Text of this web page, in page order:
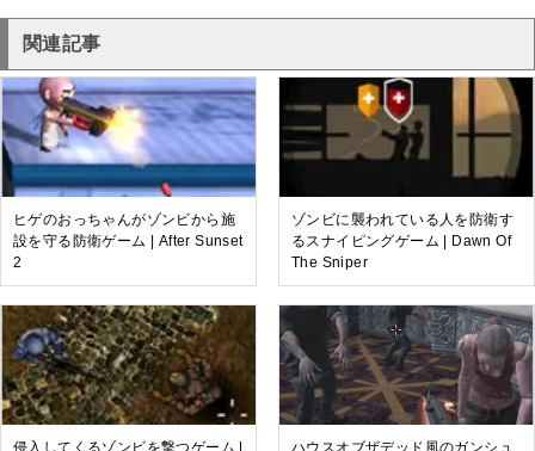
関連記事
ヒゲのおっちゃんがゾンビから施
設を守る防衛ゲーム | After Sunset
2
ゾンビに襲われている人を防衛す
るスナイピングゲーム | Dawn Of
The Sniper